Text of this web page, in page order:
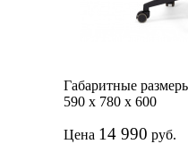
Габаритные
590 х 780 х 600
Цена 14 990 руб.